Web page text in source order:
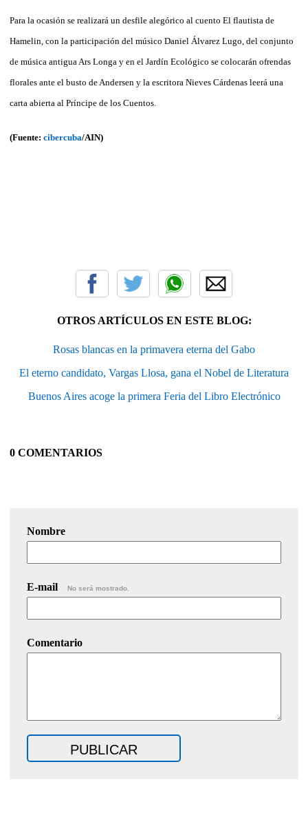
Para la ocasión se realizará un desfile alegórico al cuento El flautista de
Hamelin, con la participación del músico Daniel Álvarez Lugo, del conjunto
de música antigua Ars Longa y en el Jardín Ecológico se colocarán ofrendas
florales ante el busto de Andersen y la escritora Nieves Cárdenas leerá una
carta abierta al Príncipe de los Cuentos.
(Fuente: cibercuba/AIN)
OTROS ARTÍCULOS EN ESTE BLOG:
Rosas blancas en la primavera eterna del Gabo
El eterno candidato, Vargas Llosa, gana el Nobel de Literatura
Buenos Aires acoge la primera Feria del Libro Electrónico
0 COMENTARIOS
Nombre
E-mail No será mostrado.
Comentario